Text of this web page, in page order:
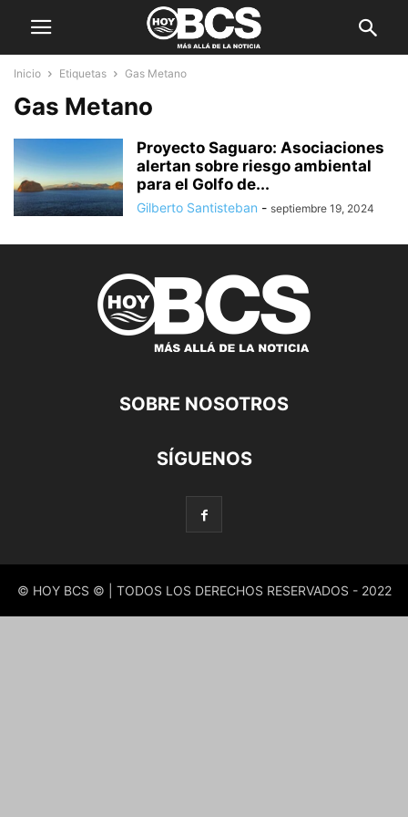
Inicio Etiquetas Gas Metano
Gas Metano
Proyecto Saguaro: Asociaciones
alertan sobre riesgo ambiental
para el Golfo de...
Gilberto Santisteban - septiembre 19, 2024
SOBRE NOSOTROS
SÍGUENOS
© HOY BCS © | TODOS LOS DERECHOS RESERVADOS - 2022